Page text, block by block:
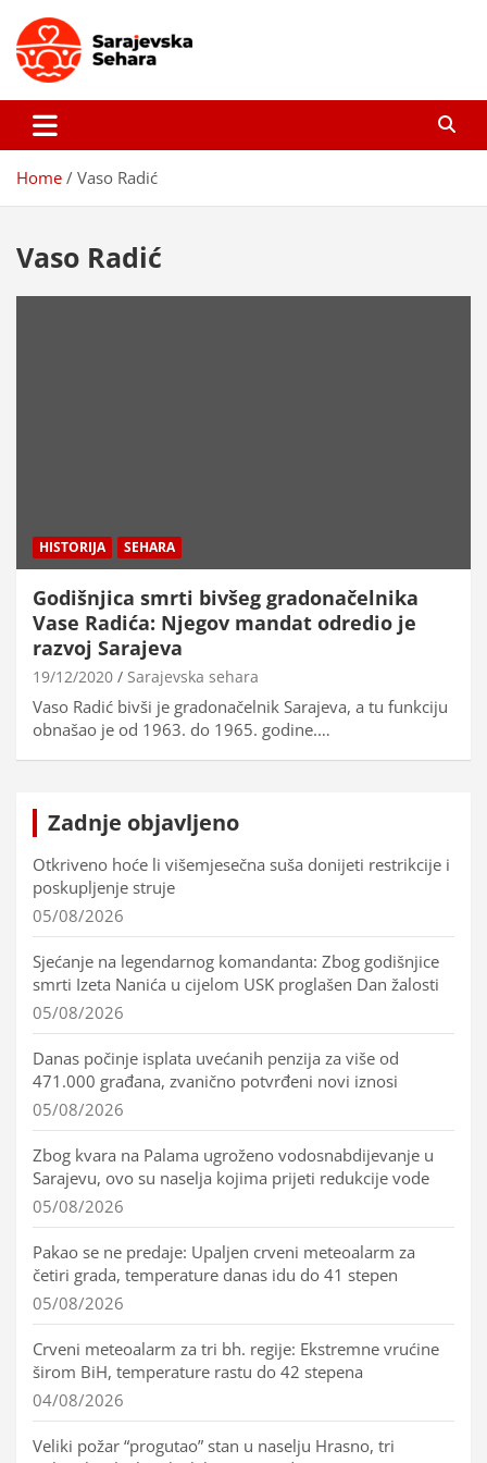
content
Sarajevska sehara
Home Vaso Radić
Vaso Radić
HISTORIJA SEHARA
Godišnjica smrti bivšeg gradonačelnika
Vase Radića: Njegov mandat odredio je
razvoj Sarajeva
19/12/2020 Sarajevska sehara
Vaso Radić bivši je gradonačelnik Sarajeva, a tu funkciju
obnašao je od 1963. do 1965. godine.…
Zadnje objavljeno
Otkriveno hoće li višemjesečna suša donijeti restrikcije i
poskupljenje struje
05/08/2026
Sjećanje na legendarnog komandanta: Zbog godišnjice
smrti Izeta Nanića u cijelom USK proglašen Dan žalosti
05/08/2026
Danas počinje isplata uvećanih penzija za više od
471.000 građana, zvanično potvrđeni novi iznosi
05/08/2026
Zbog kvara na Palama ugroženo vodosnabdijevanje u
Sarajevu, ovo su naselja kojima prijeti redukcije vode
05/08/2026
Pakao se ne predaje: Upaljen crveni meteoalarm za
četiri grada, temperature danas idu do 41 stepen
05/08/2026
Crveni meteoalarm za tri bh. regije: Ekstremne vrućine
širom BiH, temperature rastu do 42 stepena
04/08/2026
Veliki požar “progutao” stan u naselju Hrasno, tri